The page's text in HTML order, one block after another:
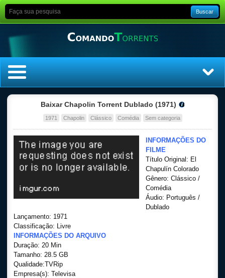
Buscar
Top Filmes
Top Séries
Filmes
Baixar Chapolin Torrent Dublado (1971)
1971 Chapolin Clássico Comédia Sem categoria
INFORMAÇÕES DO
FILME
Título Original: El
Chapulín Colorado
Gênero: Clássico /
Comédia
Áudio: Português /
Dublado
Lançamento: 1971
Classificação: Livre
INFORMAÇÕES DO ARQUIVO
Duração: 20 Min
Tamanho: 28.5 GB
Qualidade:TVRip
Empresa(s): Televisa